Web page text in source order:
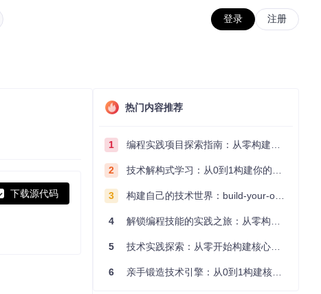
登录 注册
下载源代码
热门内容推荐
1 编程实践项目探索指南：从零构建技术能力体系
2 技术解构式学习：从0到1构建你的编程知识体系
3 构建自己的技术世界：build-your-own-x项目的实践探索指南
4 解锁编程技能的实践之旅：从零构建你的技术世界
5 技术实践探索：从零开始构建核心系统的实践指南
6 亲手锻造技术引擎：从0到1构建核心系统的实践指南